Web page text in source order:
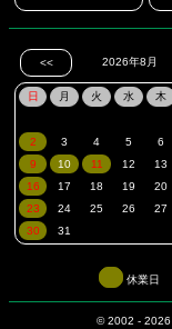
休業日
© 2002 - 2026